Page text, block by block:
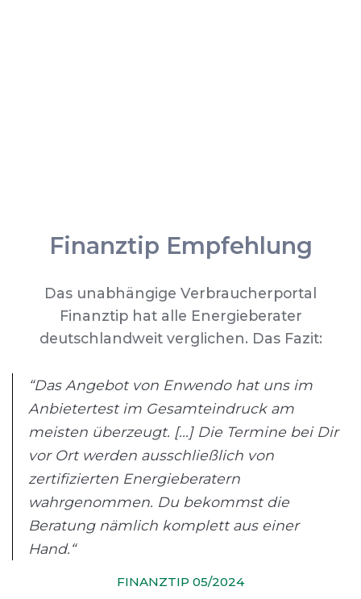
Finanztip Empfehlung
Das unabhängige Verbraucherportal
Finanztip hat alle Energieberater
deutschlandweit verglichen. Das Fazit:
“Das Angebot von Enwendo hat uns im
Anbietertest im Gesamteindruck am
meisten überzeugt. [...] Die Termine bei Dir
vor Ort werden ausschließlich von
zertifizierten Energieberatern
wahrgenommen. Du bekommst die
Beratung nämlich komplett aus einer
Hand.“
FINANZTIP 05/2024